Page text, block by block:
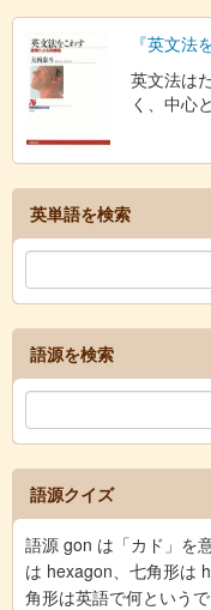
『英文法
英文法は
く、中心
英単語を検索
語源を検索
語源クイズ
語源 gon は「カド」を
は hexagon、七角形は
角形は英語で何という